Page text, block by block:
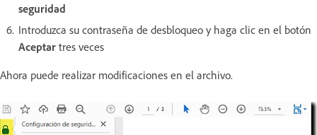
seguridad
Introduzca su contraseña de desbloqueo y haga clic en el botón
Aceptar tres veces
Ahora puede realizar modificaciones en el archivo.